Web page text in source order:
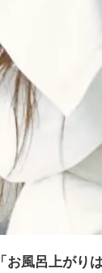
「お風呂上がり